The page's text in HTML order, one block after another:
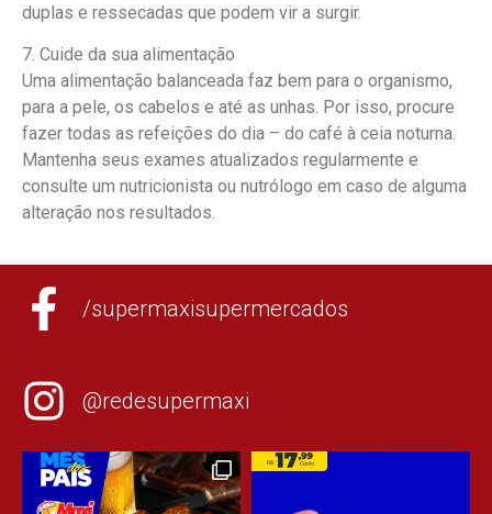
duplas e ressecadas que podem vir a surgir.
7. Cuide da sua alimentação
Uma alimentação balanceada faz bem para o organismo,
para a pele, os cabelos e até as unhas. Por isso, procure
fazer todas as refeições do dia – do café à ceia noturna.
Mantenha seus exames atualizados regularmente e
consulte um nutricionista ou nutrólogo em caso de alguma
alteração nos resultados.
/supermaxisupermercados
@redesupermaxi